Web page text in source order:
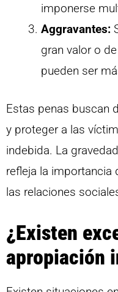
imponerse
Aggravantes:
gran valor o
pueden ser
Estas penas buscan
y proteger a las
indebida. La
refleja la importancia
las relaciones
¿Existen
apropiación